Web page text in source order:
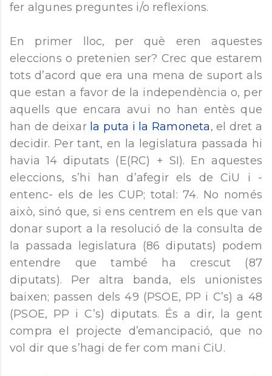
fer algunes preguntes i/o reflexions.
En primer lloc, per què eren aquestes
eleccions o pretenien ser? Crec que estarem
tots d’acord que era una mena de suport als
que estan a favor de la independència o, per
aquells que encara avui no han entès que
han de deixar la puta i la Ramoneta, el dret a
decidir. Per tant, en la legislatura passada hi
havia 14 diputats (E(RC) + SI). En aquestes
eleccions, s’hi han d’afegir els de CiU i -
entenc- els de les CUP; total: 74. No només
això, sinó que, si ens centrem en els que van
donar suport a la resolució de la consulta de
la passada legislatura (86 diputats) podem
entendre que també ha crescut (87
diputats). Per altra banda, els unionistes
baixen; passen dels 49 (PSOE, PP i C’s) a 48
(PSOE, PP i C’s) diputats. És a dir, la gent
compra el projecte d’emancipació, que no
vol dir que s’hagi de fer com mani CiU.